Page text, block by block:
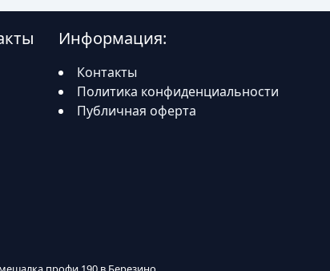
Информация:
Контакты
Политика конфиденциальности
Публичная оферта